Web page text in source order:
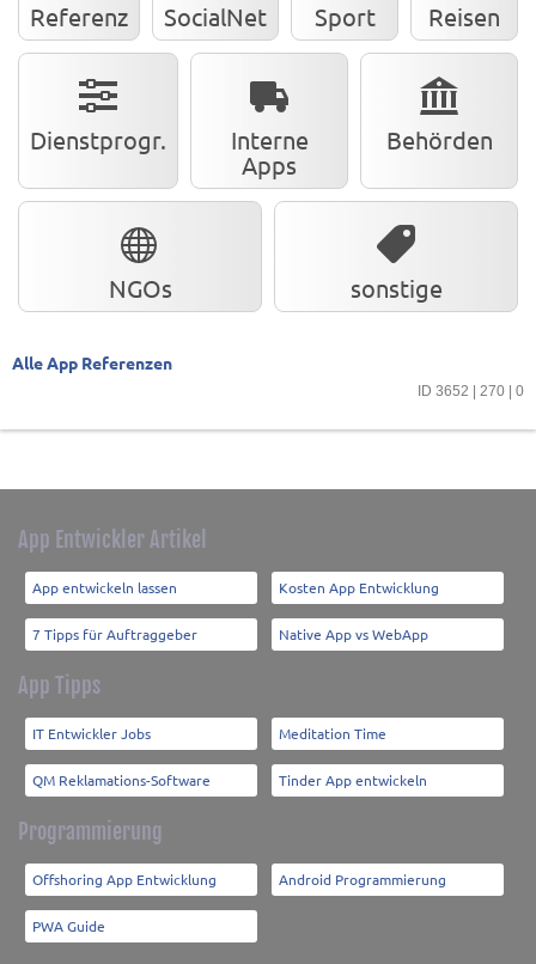
Referenz SocialNet Sport Reisen
Dienstprogr.
Interne
Apps
Behörden
NGOs sonstige
Alle App Referenzen
ID 3652 | 270 | 0
App Entwickler Artikel
App entwickeln lassen Kosten App Entwicklung
7 Tipps für Auftraggeber Native App vs WebApp
App Tipps
IT Entwickler Jobs Meditation Time
QM Reklamations-Software Tinder App entwickeln
Programmierung
Offshoring App Entwicklung Android Programmierung
PWA Guide